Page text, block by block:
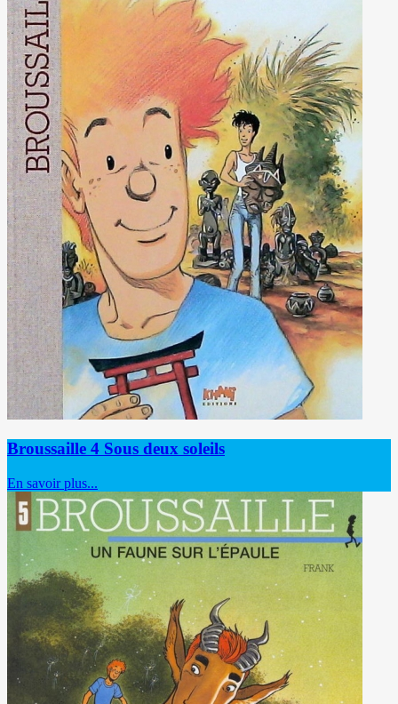
Broussaille 4 Sous deux soleils
En savoir plus...